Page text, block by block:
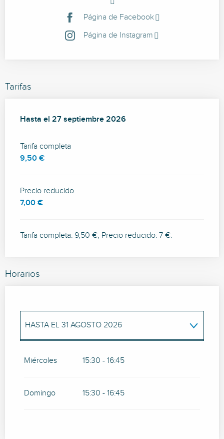
Página de Facebook
Página de Instagram
Tarifas
Desde 22 julio 2026hasta27 septiembre 2026
Hasta el 27 septiembre 2026
Tarifa completa
9,50 €
Precio reducido
7,00 €
Tarifa completa: 9,50 €, Precio reducido: 7 €.
Horarios
HASTA EL 31 AGOSTO 2026
Miércoles 15:30 - 16:45
Domingo 15:30 - 16:45